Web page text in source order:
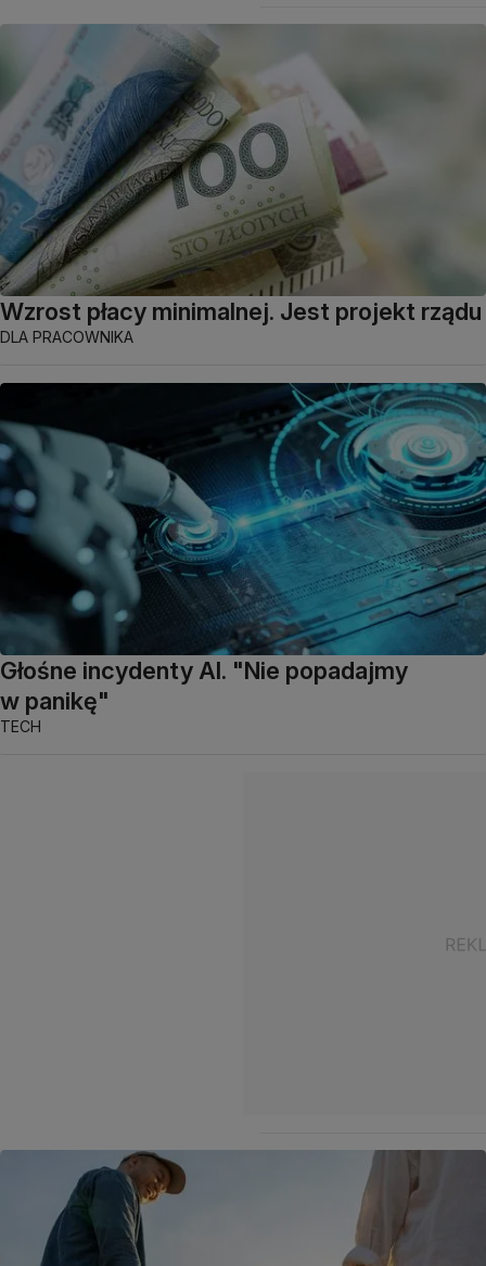
Wzrost płacy minimalnej. Jest projekt rządu
DLA PRACOWNIKA
Głośne incydenty AI. "Nie popadajmy
w panikę"
TECH